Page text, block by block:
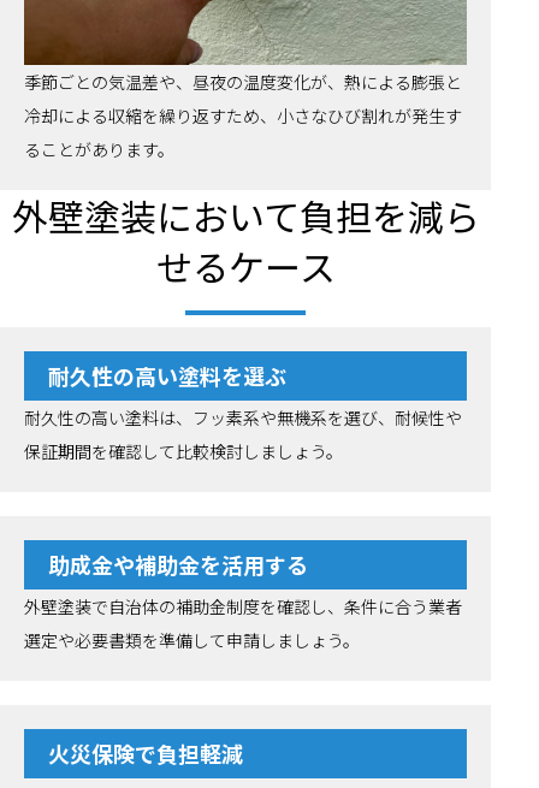
季節ごとの気温差や、昼夜の温度変化が、熱による膨張と
冷却による収縮を繰り返すため、小さなひび割れが発生す
ることがあります。
外壁塗装において負担を減ら
せるケース
耐久性の高い塗料を選ぶ
耐久性の高い塗料は、フッ素系や無機系を選び、耐候性や
保証期間を確認して比較検討しましょう。
助成金や補助金を活用する
外壁塗装で自治体の補助金制度を確認し、条件に合う業者
選定や必要書類を準備して申請しましょう。
火災保険で負担軽減